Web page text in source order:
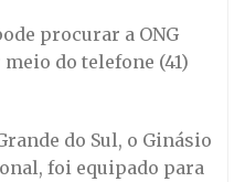
procurar a ONG
do telefone (41)
do Sul, o Ginásio
foi equipado para